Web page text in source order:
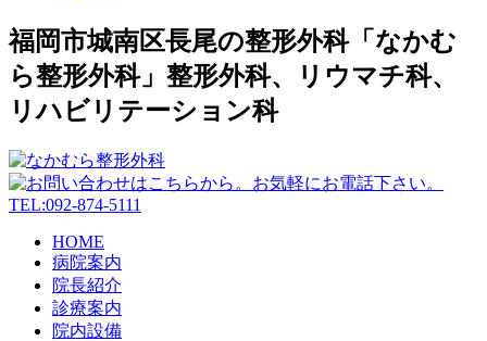
福岡市城南区長尾の整形外科「なかむ
ら整形外科」整形外科、リウマチ科、
リハビリテーション科
HOME
病院案内
院長紹介
診療案内
院内設備